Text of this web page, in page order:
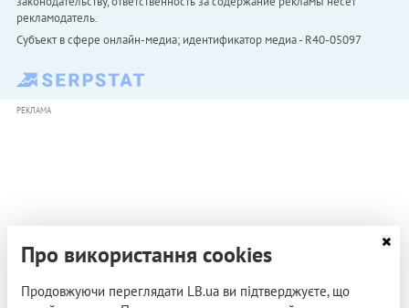
рекламодатель.
Субъект в сфере онлайн-медиа; идентификатор медиа - R40-05097
РЕКЛАМА
Про використання cookies
Продовжуючи переглядати LB.ua ви підтверджуєте, що